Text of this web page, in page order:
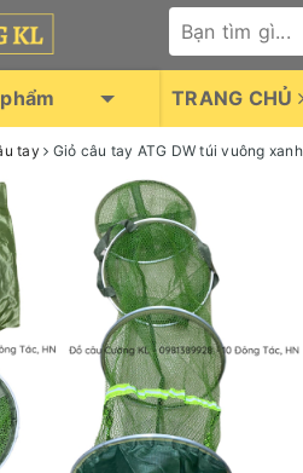
TRANG CHỦ
tay Giỏ câu tay ATG DW túi vuông